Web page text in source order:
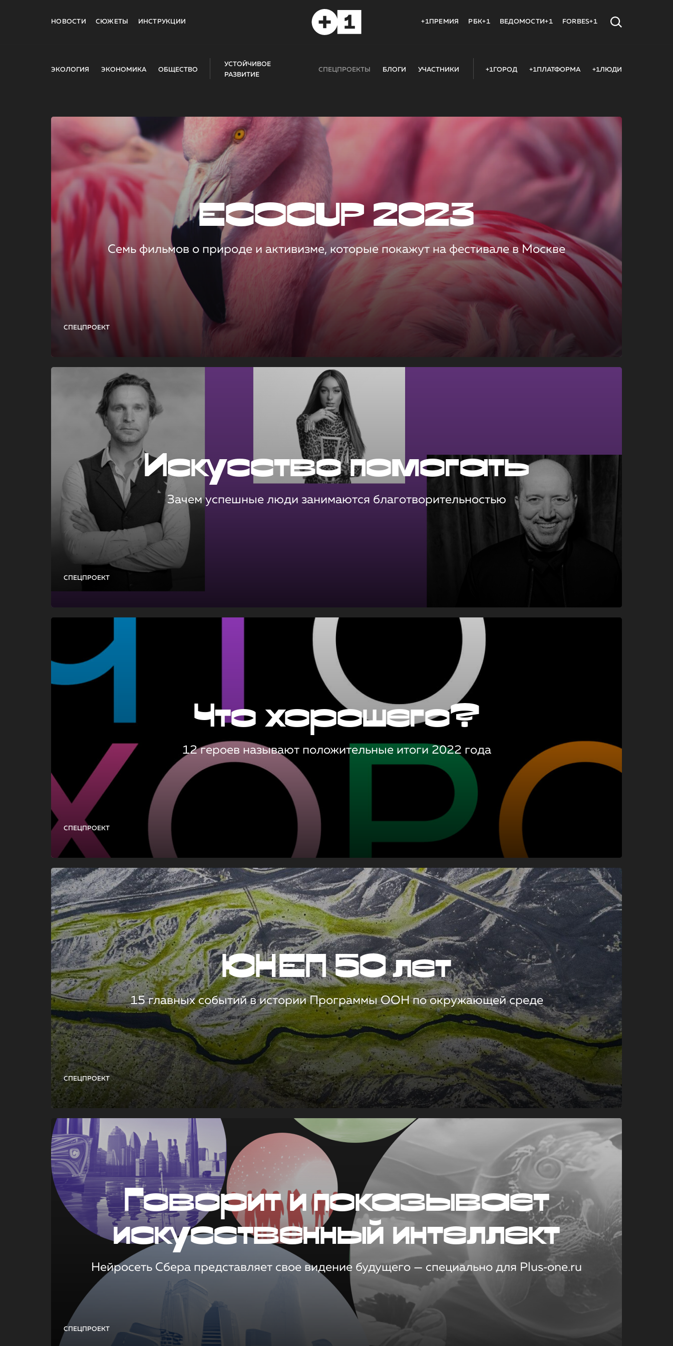
НОВОСТИ СЮЖЕТЫ ИНСТРУКЦИИ +1ПРЕМИЯ РБК+1 ВЕДОМОСТИ+1 FORBES+1
ЭКОЛОГИЯ ЭКОНОМИКА ОБЩЕСТВО
УСТОЙЧИВОЕ
РАЗВИТИЕ
СПЕЦПРОЕКТЫ БЛОГИ УЧАСТНИКИ +1ГОРОД +1ПЛАТФОРМА +1ЛЮДИ
СПЕЦПРОЕКТ
ECOCUP 2023
Семь фильмов о природе и активизме, которые покажут на фестивале в Москве
СПЕЦПРОЕКТ
Искусство помогать
Зачем успешные люди занимаются благотворительностью
СПЕЦПРОЕКТ
Что хорошего?
12 героев называют положительные итоги 2022 года
СПЕЦПРОЕКТ
ЮНЕП 50 лет
15 главных событий в истории Программы ООН по окружающей среде
СПЕЦПРОЕКТ
Говорит и показывает
искусственный интеллект
Нейросеть Сбера представляет свое видение будущего — специально для Plus‑one.ru